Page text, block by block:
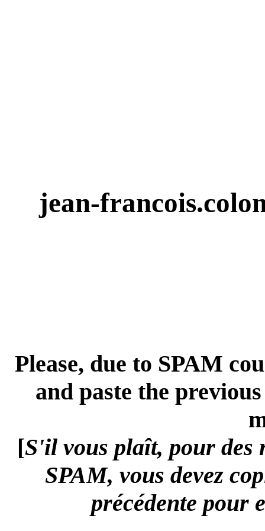
jean-francois.colo
Please, due to SPAM
and paste the
[S'il vous plaît, pour des
SPAM, vous devez
précédente pour